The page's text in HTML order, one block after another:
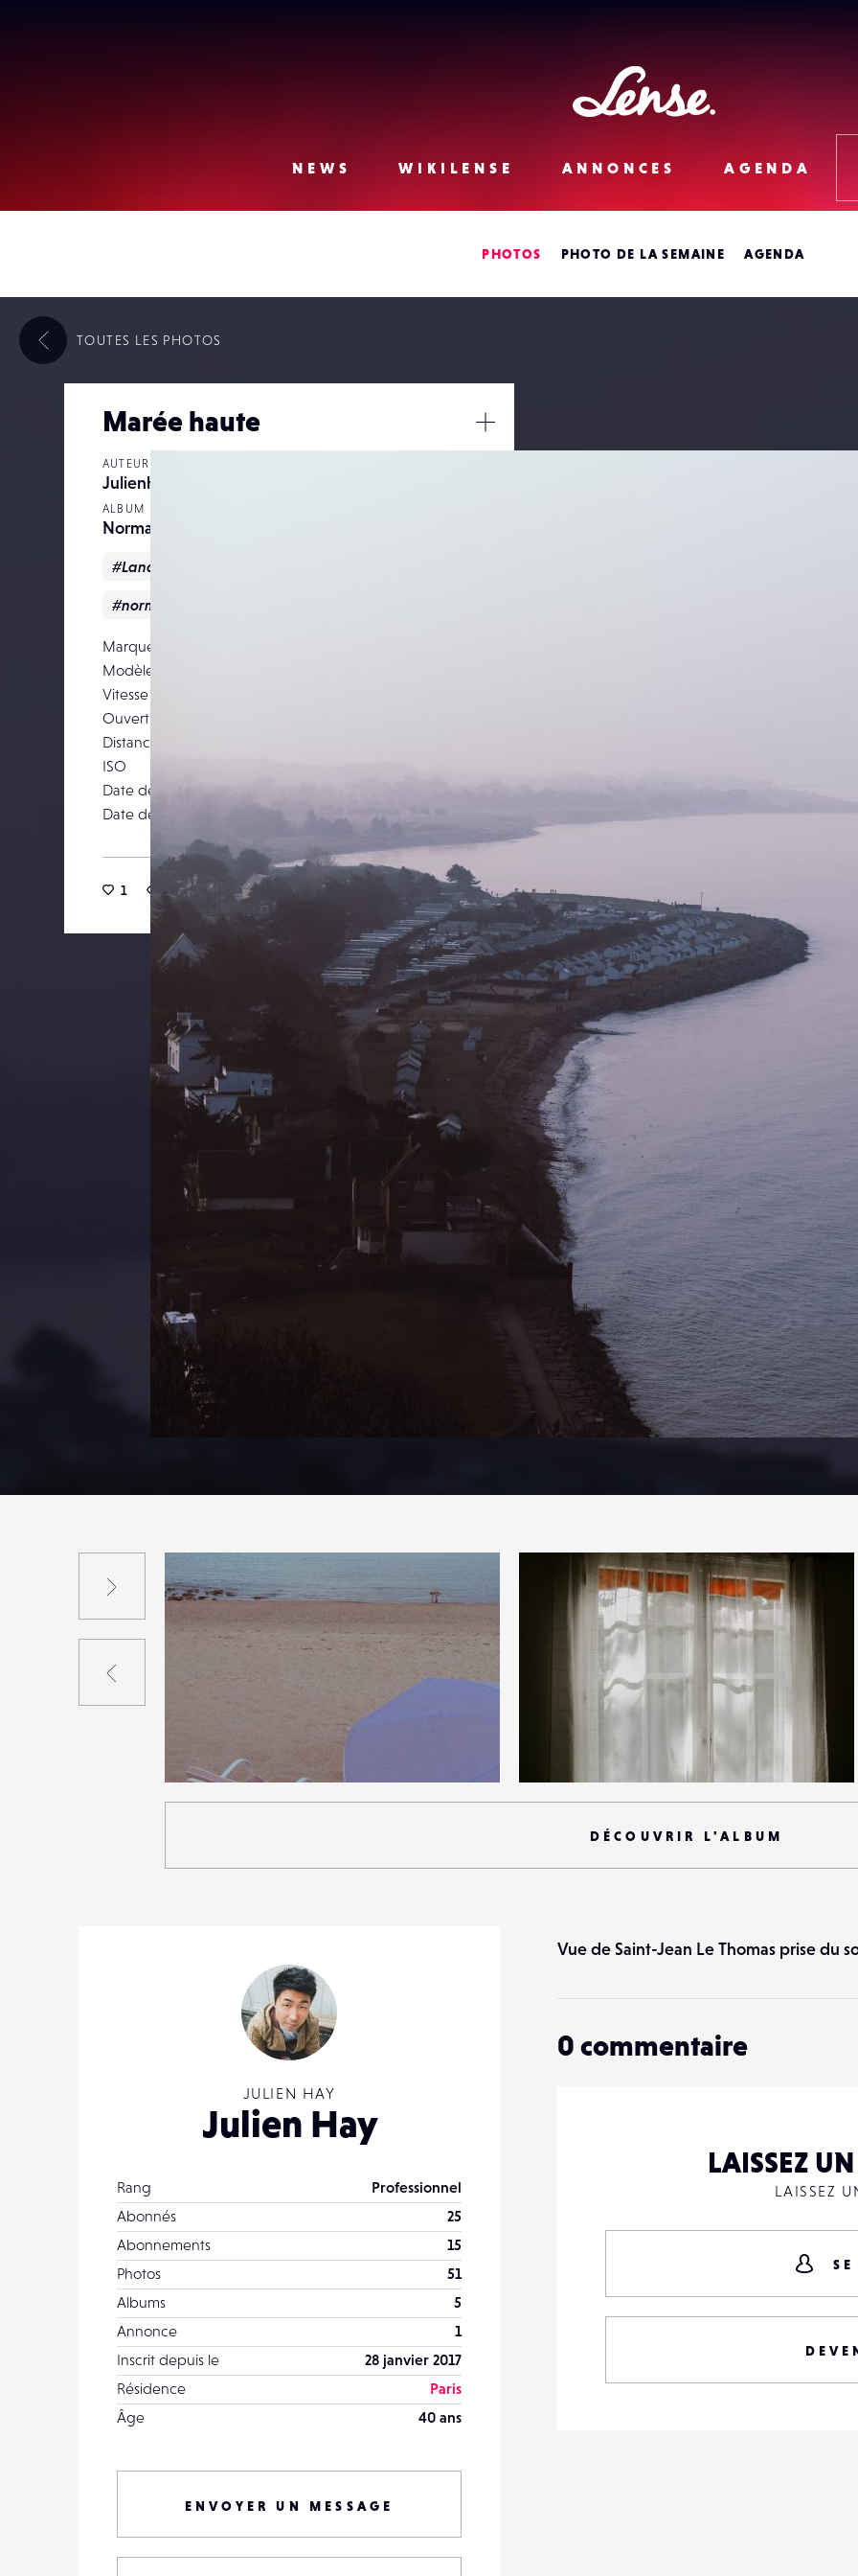
Lense
NEWS
WIKILENSE ANNONCES AGENDA
PHOTOS PHOTO DE LA SEMAINE AGENDA
Marée haute
AUTEUR
Julienhay
ALBUM
Normandie
#Landscape
#normandie
Marque
Modèle
Vitesse d’obturation
Ouverture
Distance focale
ISO
Date de prise de vue
22 mars 2015
Date de publication
04 février 2019
1 16
/
TOUTES LES PHOTOS
3
21 22
DÉCOUVRIR L'ALBUM
JULIEN HAY
Julien Hay
Rang
Professionnel
Abonnés
25
Abonnements
15
Photos
51
Albums
5
Annonce
1
Inscrit depuis le
28 janvier 2017
Résidence
Paris
Âge
40 ans
ENVOYER UN MESSAGE
Vue de Saint-Jean Le Thomas prise du
0 commentaire
LAISSEZ
LAISSEZ